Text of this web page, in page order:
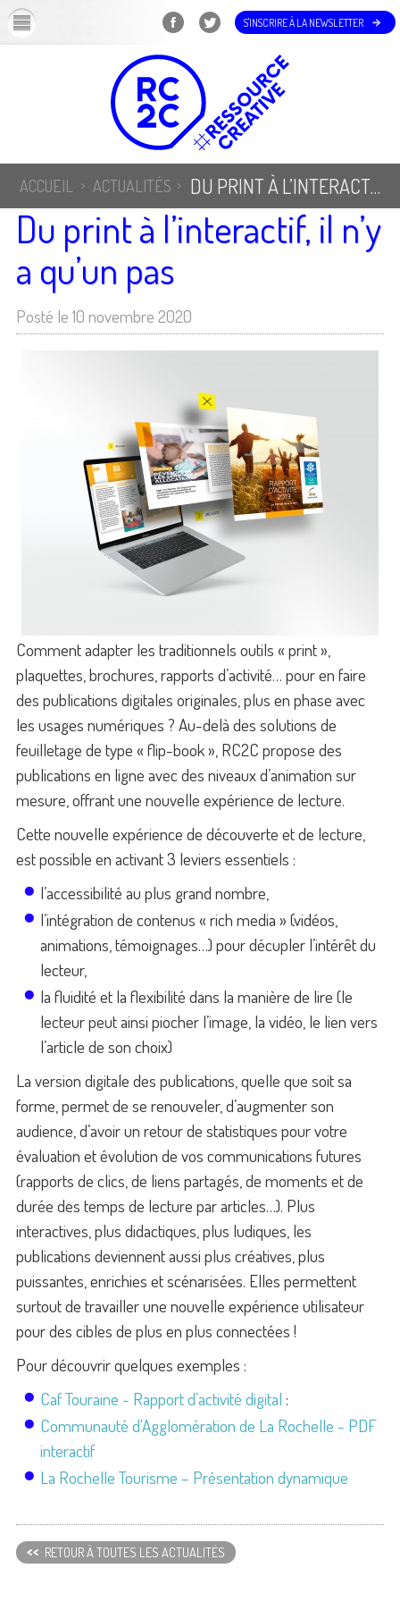
S'INSCRIRE À LA NEWSLETTER
ACCUEIL ACTUALITÉS DU PRINT À L’INTERACTIF, IL N’Y A QU’UN PAS
Du print à l’interactif, il n’y
a qu’un pas
Posté le 10 novembre 2020
Comment adapter les traditionnels outils « print »,
plaquettes, brochures, rapports d’activité… pour en faire
des publications digitales originales, plus en phase avec
les usages numériques ? Au-delà des solutions de
feuilletage de type « flip-book », RC2C propose des
publications en ligne avec des niveaux d’animation sur
mesure, offrant une nouvelle expérience de lecture.
Cette nouvelle expérience de découverte et de lecture,
est possible en activant 3 leviers essentiels :
l’accessibilité au plus grand nombre,
l’intégration de contenus « rich media » (vidéos,
animations, témoignages…) pour décupler l’intérêt du
lecteur,
la fluidité et la flexibilité dans la manière de lire (le
lecteur peut ainsi piocher l’image, la vidéo, le lien vers
l’article de son choix)
La version digitale des publications, quelle que soit sa
forme, permet de se renouveler, d’augmenter son
audience, d’avoir un retour de statistiques pour votre
évaluation et évolution de vos communications futures
(rapports de clics, de liens partagés, de moments et de
durée des temps de lecture par articles…). Plus
interactives, plus didactiques, plus ludiques, les
publications deviennent aussi plus créatives, plus
puissantes, enrichies et scénarisées. Elles permettent
surtout de travailler une nouvelle expérience utilisateur
pour des cibles de plus en plus connectées !
Pour découvrir quelques exemples :
Caf Touraine - Rapport d’activité digital :
Communauté d'Agglomération de La Rochelle - PDF
interactif
La Rochelle Tourisme – Présentation dynamique
<< RETOUR À TOUTES LES ACTUALITÉS